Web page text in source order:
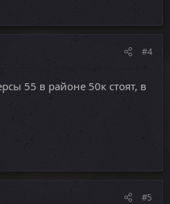
#4
55 в районе 50к стоят, в
#5